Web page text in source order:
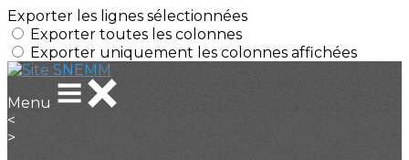
Exporter les lignes sélectionnées
Exporter toutes les colonnes
Exporter uniquement les colonnes affichées
Menu
<
>